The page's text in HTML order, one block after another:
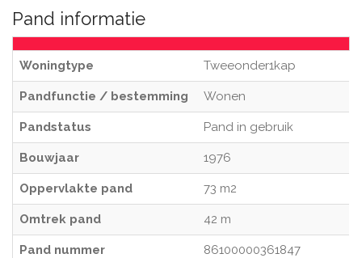
Pand informatie
Woningtype Tweeonder1kap
Pandfunctie / bestemming Wonen
Pandstatus Pand in gebruik
Bouwjaar 1976
Oppervlakte pand 73 m2
Omtrek pand 42 m
Pand nummer 86100000361847